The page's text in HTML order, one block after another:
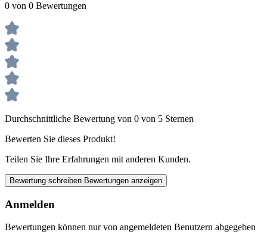
0 von 0 Bewertungen
Durchschnittliche Bewertung von 0 von 5 Sternen
Bewerten Sie dieses Produkt!
Teilen Sie Ihre Erfahrungen mit anderen Kunden.
Bewertung schreiben Bewertungen anzeigen
Anmelden
Bewertungen können nur von angemeldeten Benutzern abgegeben